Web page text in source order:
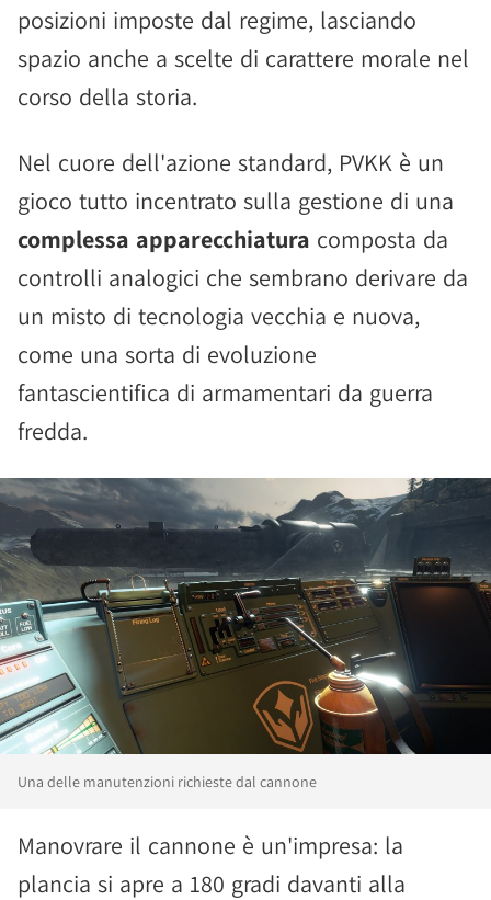
posizioni imposte dal regime, lasciando
spazio anche a scelte di carattere morale nel
corso della storia.
Nel cuore dell'azione standard, PVKK è un
gioco tutto incentrato sulla gestione di una
complessa apparecchiatura composta da
controlli analogici che sembrano derivare da
un misto di tecnologia vecchia e nuova,
come una sorta di evoluzione
fantascientifica di armamentari da guerra
fredda.
Una delle manutenzioni richieste dal cannone
Manovrare il cannone è un'impresa: la
plancia si apre a 180 gradi davanti alla